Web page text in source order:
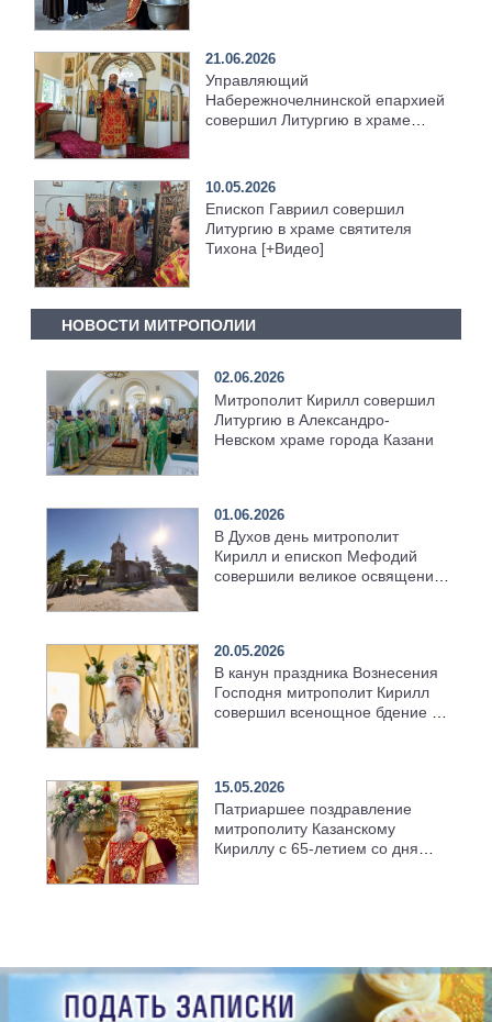
21.06.2026
Управляющий
Набережночелнинской епархией
совершил Литургию в храме
10.05.2026
Епископ Гавриил совершил
Литургию в храме святителя
Тихона [+Видео]
НОВОСТИ МИТРОПОЛИИ
02.06.2026
Митрополит Кирилл совершил
Литургию в Александро-
Невском храме города Казани
01.06.2026
В Духов день митрополит
Кирилл и епископ Мефодий
совершили великое освящение
20.05.2026
В канун праздника Вознесения
Господня митрополит Кирилл
совершил всенощное бдение в
15.05.2026
Патриаршее поздравление
митрополиту Казанскому
Кириллу с 65-летием со дня